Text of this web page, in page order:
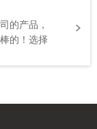
的产品，
的！选择